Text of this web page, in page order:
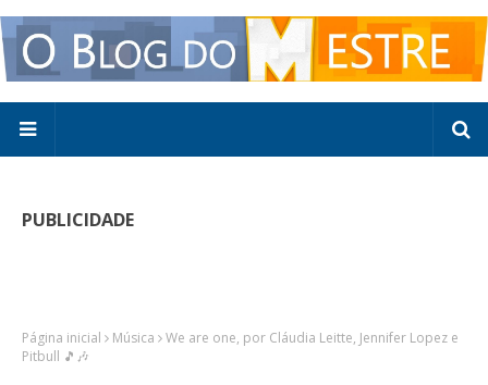
PUBLICIDADE
Página inicial Música
We are one, por Cláudia Leitte, Jennifer Lopez e
Pitbull 🎵🎶